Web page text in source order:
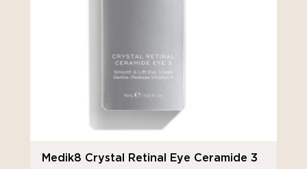
Medik8 Crystal Retinal Eye Ceramide 3